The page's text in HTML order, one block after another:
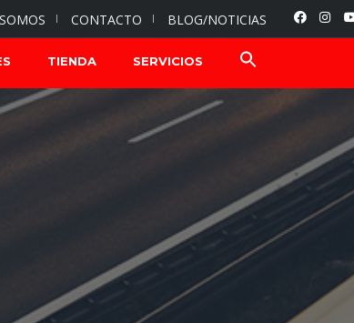
CONTACTO BLOG/NOTICIAS
TIENDA SERVICIOS